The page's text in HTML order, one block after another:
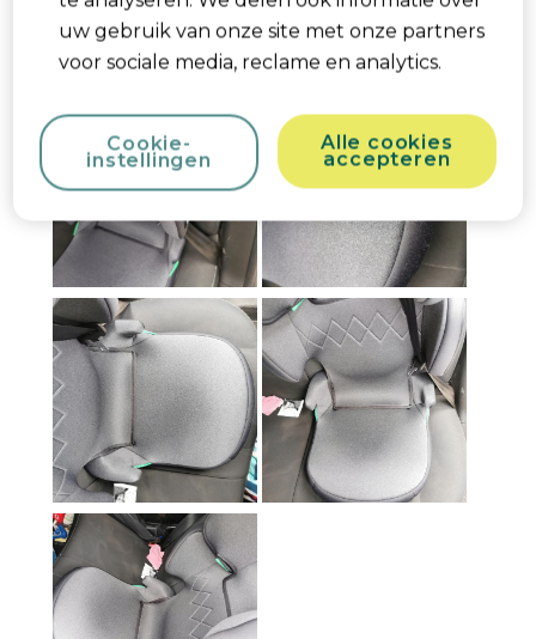
Met Google vertalen
Ja, Ik beveel dit product aan.
uw gebruik van onze site met onze partners
voor sociale media, reclame en analytics.
Alle cookies
accepteren
Cookie-
instellingen